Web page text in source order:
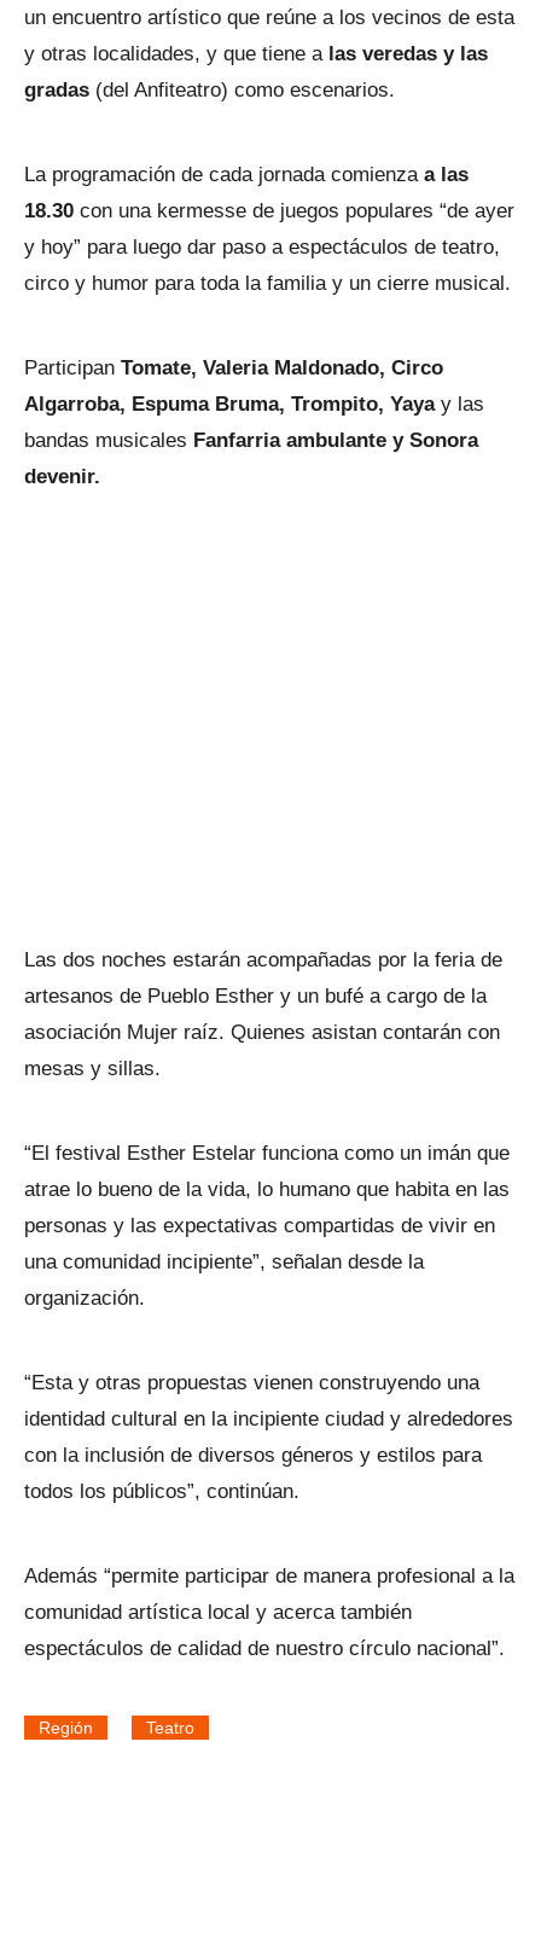
un encuentro artístico que reúne a los vecinos de esta
y otras localidades, y que tiene a las veredas y las
gradas (del Anfiteatro) como escenarios.
La programación de cada jornada comienza a las
18.30 con una kermesse de juegos populares “de ayer
y hoy” para luego dar paso a espectáculos de teatro,
circo y humor para toda la familia y un cierre musical.
Participan Tomate, Valeria Maldonado, Circo
Algarroba, Espuma Bruma, Trompito, Yayay las
bandas musicales Fanfarria ambulante y Sonora
devenir.
Las dos noches estarán acompañadas por la feria de
artesanos de Pueblo Esther y un bufé a cargo de la
asociación Mujer raíz. Quienes asistan contarán con
mesas y sillas.
“El festival Esther Estelar funciona como un imán que
atrae lo bueno de la vida, lo humano que habita en las
personas y las expectativas compartidas de vivir en
una comunidad incipiente”, señalan desde la
organización.
“Esta y otras propuestas vienen construyendo una
identidad cultural en la incipiente ciudad y alrededores
con la inclusión de diversos géneros y estilos para
todos los públicos”, continúan.
Además “permite participar de manera profesional a la
comunidad artística local y acerca también
espectáculos de calidad de nuestro círculo nacional”.
Región Teatro